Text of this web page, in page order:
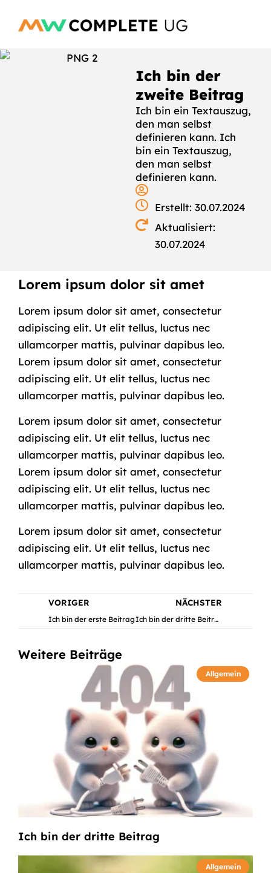
Ich bin der
zweite Beitrag
Ich bin ein Textauszug,
den man selbst
definieren kann. Ich
bin ein Textauszug,
den man selbst
definieren kann.
Erstellt: 30.07.2024
Aktualisiert:
30.07.2024
Lorem ipsum dolor sit amet
Lorem ipsum dolor sit amet, consectetur
adipiscing elit. Ut elit tellus, luctus nec
ullamcorper mattis, pulvinar dapibus leo.
Lorem ipsum dolor sit amet, consectetur
adipiscing elit. Ut elit tellus, luctus nec
ullamcorper mattis, pulvinar dapibus leo.
Lorem ipsum dolor sit amet, consectetur
adipiscing elit. Ut elit tellus, luctus nec
ullamcorper mattis, pulvinar dapibus leo.
Lorem ipsum dolor sit amet, consectetur
adipiscing elit. Ut elit tellus, luctus nec
ullamcorper mattis, pulvinar dapibus leo.
Lorem ipsum dolor sit amet, consectetur
adipiscing elit. Ut elit tellus, luctus nec
ullamcorper mattis, pulvinar dapibus leo.
VORIGER
Ich bin der erste Beitrag
NÄCHSTER
Ich bin der dritte Beitrag
Weitere Beiträge
Allgemein
Ich bin der dritte Beitrag
Allgemein